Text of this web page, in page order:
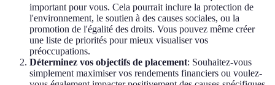
important pour vous. Cela pourrait inclure la protection de
l'environnement, le soutien à des causes sociales, ou la
promotion de l'égalité des droits. Vous pouvez même créer
une liste de priorités pour mieux visualiser vos
préoccupations.
Déterminez vos objectifs de placement: Souhaitez-vous
simplement maximiser vos rendements financiers ou voulez-